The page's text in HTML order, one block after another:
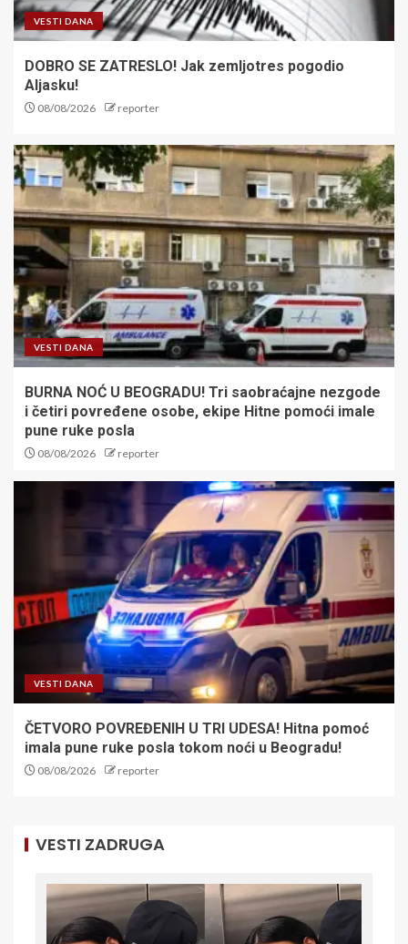
VESTI DANA
DOBRO SE ZATRESLO! Jak zemljotres pogodio
Aljasku!
08/08/2026 reporter
VESTI DANA
BURNA NOĆ U BEOGRADU! Tri saobraćajne nezgode
i četiri povređene osobe, ekipe Hitne pomoći imale
pune ruke posla
08/08/2026 reporter
VESTI DANA
ČETVORO POVREĐENIH U TRI UDESA! Hitna pomoć
imala pune ruke posla tokom noći u Beogradu!
08/08/2026 reporter
VESTI ZADRUGA